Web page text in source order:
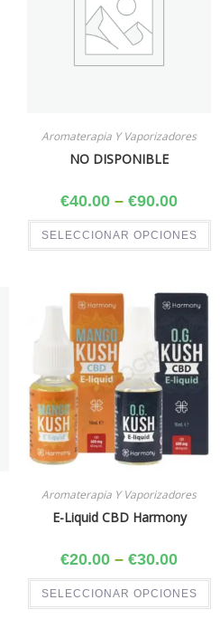
Aromaterapia Y Vaporizadores
NO DISPONIBLE
€40.00 – €90.00
SELECCIONAR OPCIONES
Aromaterapia Y Vaporizadores
E-Liquid CBD Harmony
€20.00 – €30.00
SELECCIONAR OPCIONES